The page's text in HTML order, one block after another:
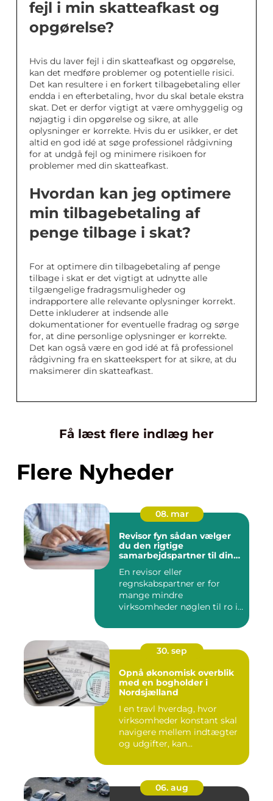
fejl i min skatteafkast og
opgørelse?
Hvis du laver fejl i din skatteafkast og opgørelse,
kan det medføre problemer og potentielle risici.
Det kan resultere i en forkert tilbagebetaling eller
endda i en efterbetaling, hvor du skal betale ekstra
skat. Det er derfor vigtigt at være omhyggelig og
nøjagtig i din opgørelse og sikre, at alle
oplysninger er korrekte. Hvis du er usikker, er det
altid en god idé at søge professionel rådgivning
for at undgå fejl og minimere risikoen for
problemer med din skatteafkast.
Hvordan kan jeg optimere
min tilbagebetaling af
penge tilbage i skat?
For at optimere din tilbagebetaling af penge
tilbage i skat er det vigtigt at udnytte alle
tilgængelige fradragsmuligheder og
indrapportere alle relevante oplysninger korrekt.
Dette inkluderer at indsende alle
dokumentationer for eventuelle fradrag og sørge
for, at dine personlige oplysninger er korrekte.
Det kan også være en god idé at få professionel
rådgivning fra en skatteekspert for at sikre, at du
maksimerer din skatteafkast.
Få læst flere indlæg her
Flere Nyheder
08. mar
Revisor fyn sådan vælger
du den rigtige
samarbejdspartner til din
En revisor eller
regnskabspartner er for
mange mindre
virksomheder nøglen til ro i
30. sep
Opnå økonomisk overblik
med en bogholder i
Nordsjælland
I en travl hverdag, hvor
virksomheder konstant skal
navigere mellem indtægter
og udgifter, kan...
06. aug